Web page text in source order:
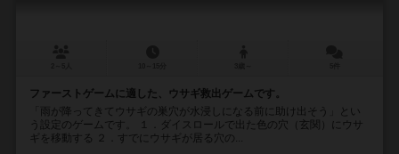
ファーストゲームに適した、ウサギ救出ゲームです。
「雨が降ってきてウサギの巣穴が水浸しになる前に助け出そう」とい
う設定のゲームです。 １．ダイスロールで出た色の穴（玄関）にウサ
ギを移動する ２．すでにウサギが居る穴の...